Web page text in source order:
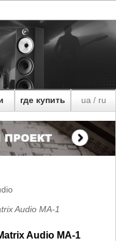
где купить ua/ ru
Audio MA-1
Audio MA-1